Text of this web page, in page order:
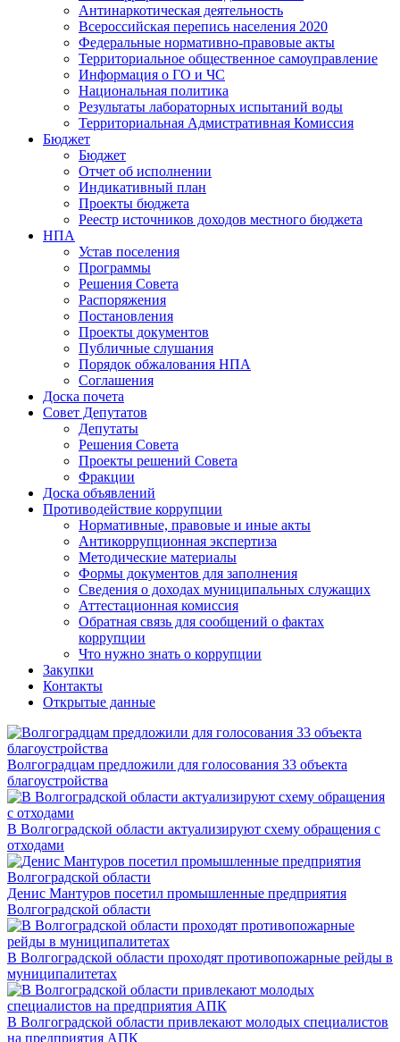
Антинаркотическая деятельность
Всероссийская перепись населения 2020
Федеральные нормативно-правовые акты
Территориальное общественное самоуправление
Информация о ГО и ЧС
Национальная политика
Результаты лабораторных испытаний воды
Территориальная Адмистративная Комиссия
Бюджет
Бюджет
Отчет об исполнении
Индикативный план
Проекты бюджета
Реестр источников доходов местного бюджета
НПА
Устав поселения
Программы
Решения Совета
Распоряжения
Постановления
Проекты документов
Публичные слушания
Порядок обжалования НПА
Соглашения
Доска почета
Совет Депутатов
Депутаты
Решения Совета
Проекты решений Совета
Фракции
Доска объявлений
Противодействие коррупции
Нормативные, правовые и иные акты
Антикоррупционная экспертиза
Методические материалы
Формы документов для заполнения
Сведения о доходах муниципальных служащих
Аттестационная комиссия
Обратная связь для сообщений о фактах
коррупции
Что нужно знать о коррупции
Закупки
Контакты
Открытые данные
Волгоградцам предложили для голосования 33 объекта
благоустройства
В Волгоградской области актуализируют схему обращения с
отходами
Денис Мантуров посетил промышленные предприятия
Волгоградской области
В Волгоградской области проходят противопожарные рейды в
муниципалитетах
В Волгоградской области привлекают молодых специалистов
на предприятия АПК